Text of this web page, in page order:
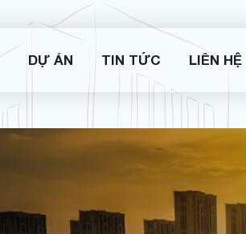
DỰ ÁN TIN TỨC LIÊN HỆ